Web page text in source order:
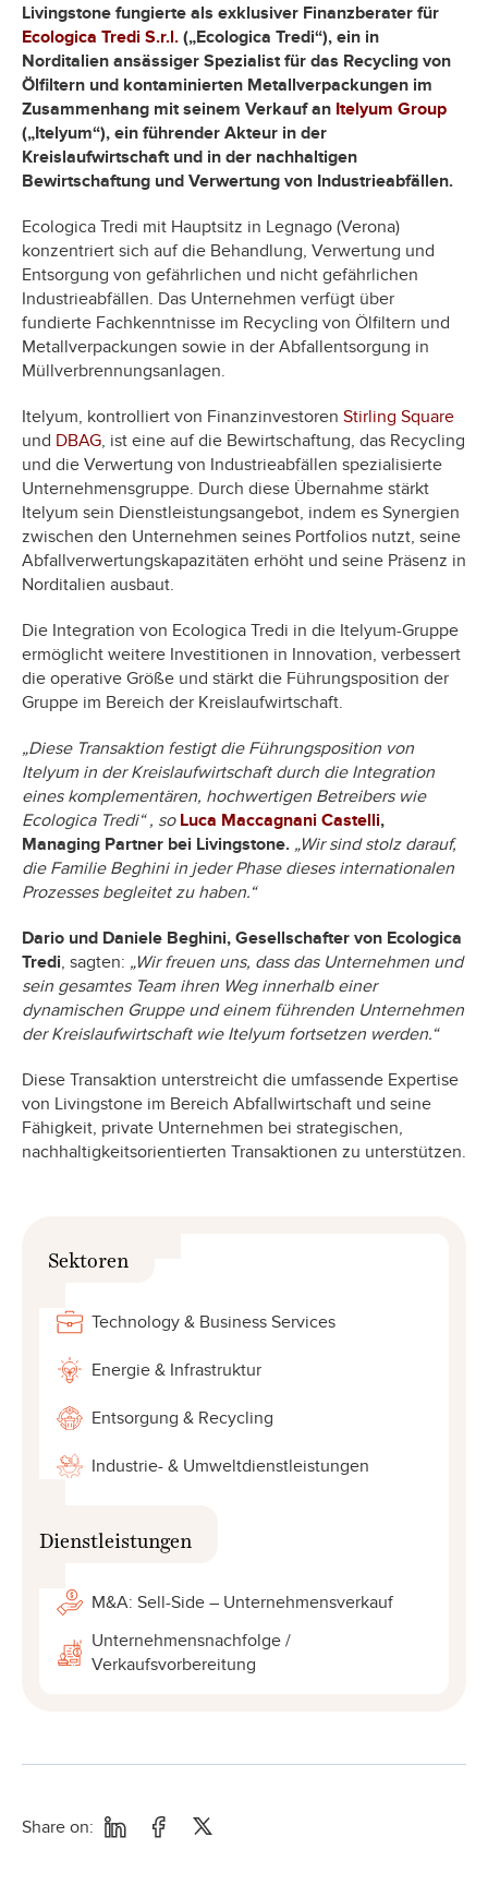
Livingstone fungierte als exklusiver Finanzberater für
Ecologica Tredi S.r.l. („Ecologica Tredi“), ein in
Norditalien ansässiger Spezialist für das Recycling von
Ölfiltern und kontaminierten Metallverpackungen im
Zusammenhang mit seinem Verkauf an Itelyum Group
(„Itelyum“), ein führender Akteur in der
Kreislaufwirtschaft und in der nachhaltigen
Bewirtschaftung und Verwertung von Industrieabfällen.
Ecologica Tredi mit Hauptsitz in Legnago (Verona)
konzentriert sich auf die Behandlung, Verwertung und
Entsorgung von gefährlichen und nicht gefährlichen
Industrieabfällen. Das Unternehmen verfügt über
fundierte Fachkenntnisse im Recycling von Ölfiltern und
Metallverpackungen sowie in der Abfallentsorgung in
Müllverbrennungsanlagen.
Itelyum, kontrolliert von Finanzinvestoren Stirling Square
und DBAG, ist eine auf die Bewirtschaftung, das Recycling
und die Verwertung von Industrieabfällen spezialisierte
Unternehmensgruppe. Durch diese Übernahme stärkt
Itelyum sein Dienstleistungsangebot, indem es Synergien
zwischen den Unternehmen seines Portfolios nutzt, seine
Abfallverwertungskapazitäten erhöht und seine Präsenz in
Norditalien ausbaut.
Die Integration von Ecologica Tredi in die Itelyum-Gruppe
ermöglicht weitere Investitionen in Innovation, verbessert
die operative Größe und stärkt die Führungsposition der
Gruppe im Bereich der Kreislaufwirtschaft.
„Diese Transaktion festigt die Führungsposition von
Itelyum in der Kreislaufwirtschaft durch die Integration
eines komplementären, hochwertigen Betreibers wie
Ecologica Tredi“ , so Luca Maccagnani Castelli,
Managing Partner bei Livingstone. „Wir sind stolz darauf,
die Familie Beghini in jeder Phase dieses internationalen
Prozesses begleitet zu haben.“
Dario und Daniele Beghini, Gesellschafter von Ecologica
Tredi, sagten: „Wir freuen uns, dass das Unternehmen und
sein gesamtes Team ihren Weg innerhalb einer
dynamischen Gruppe und einem führenden Unternehmen
der Kreislaufwirtschaft wie Itelyum fortsetzen werden.“
Diese Transaktion unterstreicht die umfassende Expertise
von Livingstone im Bereich Abfallwirtschaft und seine
Fähigkeit, private Unternehmen bei strategischen,
nachhaltigkeitsorientierten Transaktionen zu unterstützen.
Sektoren
Technology & Business Services
Energie & Infrastruktur
Entsorgung & Recycling
Industrie- & Umweltdienstleistungen
Dienstleistungen
M&A: Sell-Side – Unternehmensverkauf
Unternehmensnachfolge /
Verkaufsvorbereitung
Share on: